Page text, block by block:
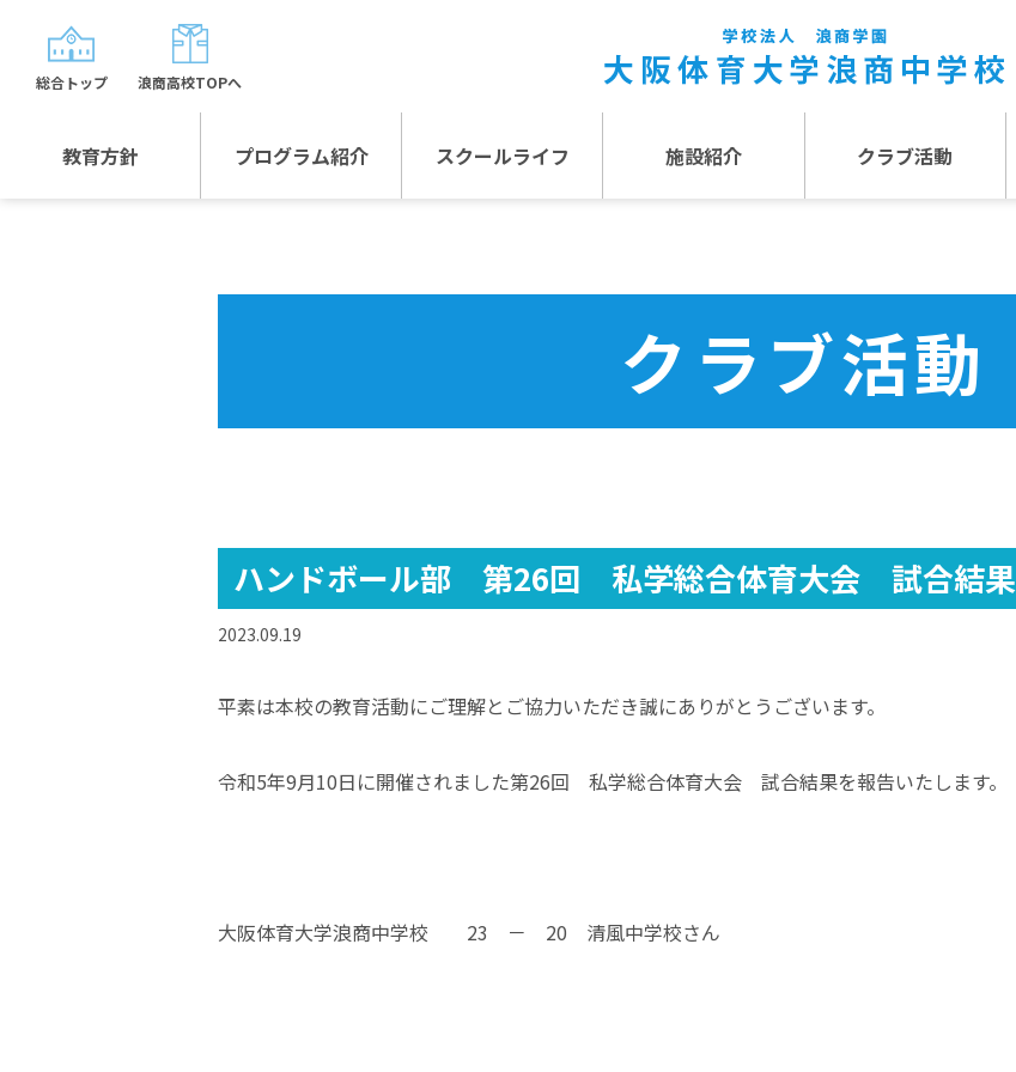
教育方針 プログラム紹介 スクールライフ 施設紹介 クラブ活動
総合トップ 浪商高校TOPへ
クラブ活動
ハンドボール部 第26回 私学総合体育大会 試合結果
2023.09.19
平素は本校の教育活動にご理解とご協力いただき誠にありがとうございます。
令和5年9月10日に開催されました第26回 私学総合体育大会 試合結果を報告いたします。
大阪体育大学浪商中学校 23 － 20 清風中学校さん